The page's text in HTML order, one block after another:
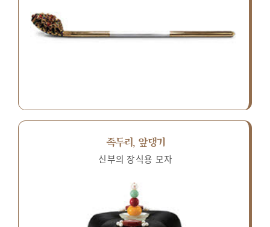
족두리, 앞댕기
신부의 장식용 모자